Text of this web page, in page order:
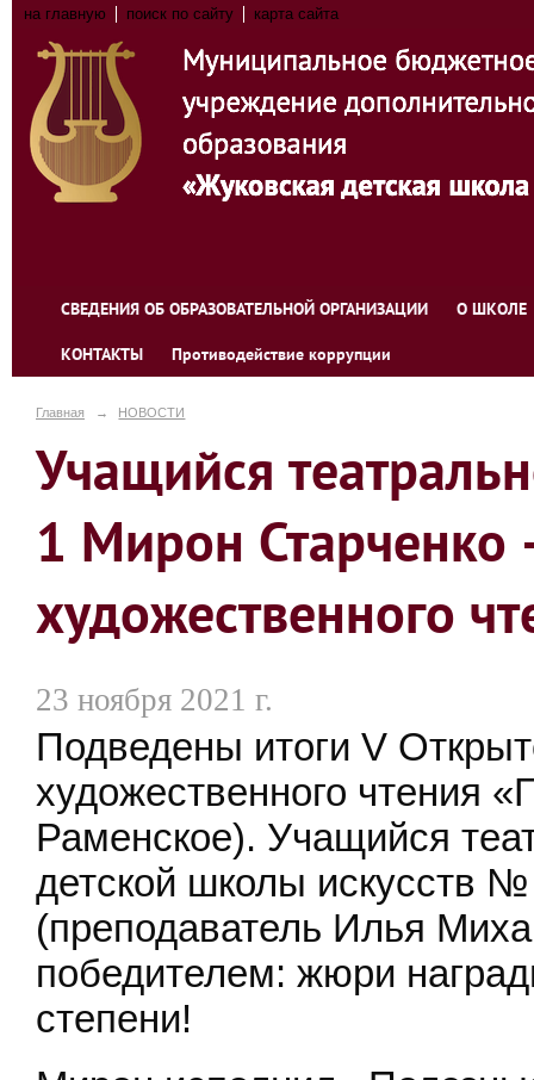
на главную поиск по сайту карта сайта
СВЕДЕНИЯ ОБ ОБРАЗОВАТЕЛЬНОЙ ОРГАНИЗАЦИИ О ШКОЛЕ
КОНТАКТЫ Противодействие коррупции
Главная → НОВОСТИ
Учащийся
1 Мирон Старченко
художественного
23 ноября 2021 г.
Подведены итоги V
художественного чтения
Раменское). Учащийся
детской школы искусств
(преподаватель Илья
победителем: жюри
степени!